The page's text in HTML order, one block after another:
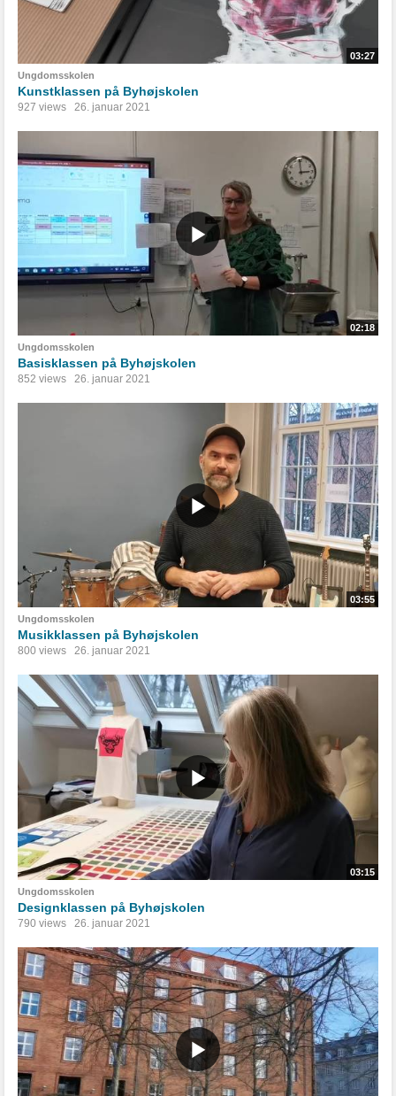
03:27
Ungdomsskolen
Kunstklassen på Byhøjskolen
927 views 26. januar 2021
02:18
Ungdomsskolen
Basisklassen på Byhøjskolen
852 views 26. januar 2021
03:55
Ungdomsskolen
Musikklassen på Byhøjskolen
800 views 26. januar 2021
03:15
Ungdomsskolen
Designklassen på Byhøjskolen
790 views 26. januar 2021